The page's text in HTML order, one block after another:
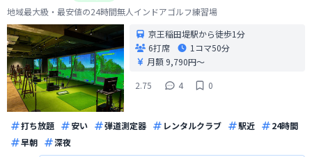
地域最大級・最安値の24時間無人インドアゴルフ練習場
京王稲田堤駅から徒歩1分
6打席
1コマ50分
月額 9,790円〜
2.75
4 0
打ち放題 安い 弾道測定器 レンタルクラブ 駅近
24時間
早朝
深夜